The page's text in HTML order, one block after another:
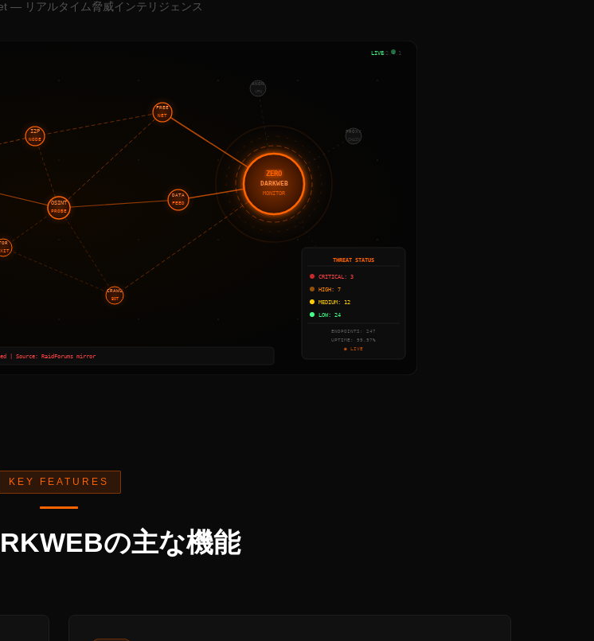
— リアルタイム脅威インテリジェンス
I2P
NODE
OSINT
PROBE
FREE
NET
DATA
FEED
CRAWL
BOT
ZERO
DARKWEB
MONITOR
ANON
VPN
PROXY
CHAIN
DEAD
THREAT STATUS
CRITICAL: 3
HIGH: 7
MEDIUM: 12
LOW: 24
ENDPOINTS: 247
UPTIME: 99.97%
● LIVE
| Source: RaidForums mirror
v2.4.1
LIVE
KEY FEATURES
の主な機能